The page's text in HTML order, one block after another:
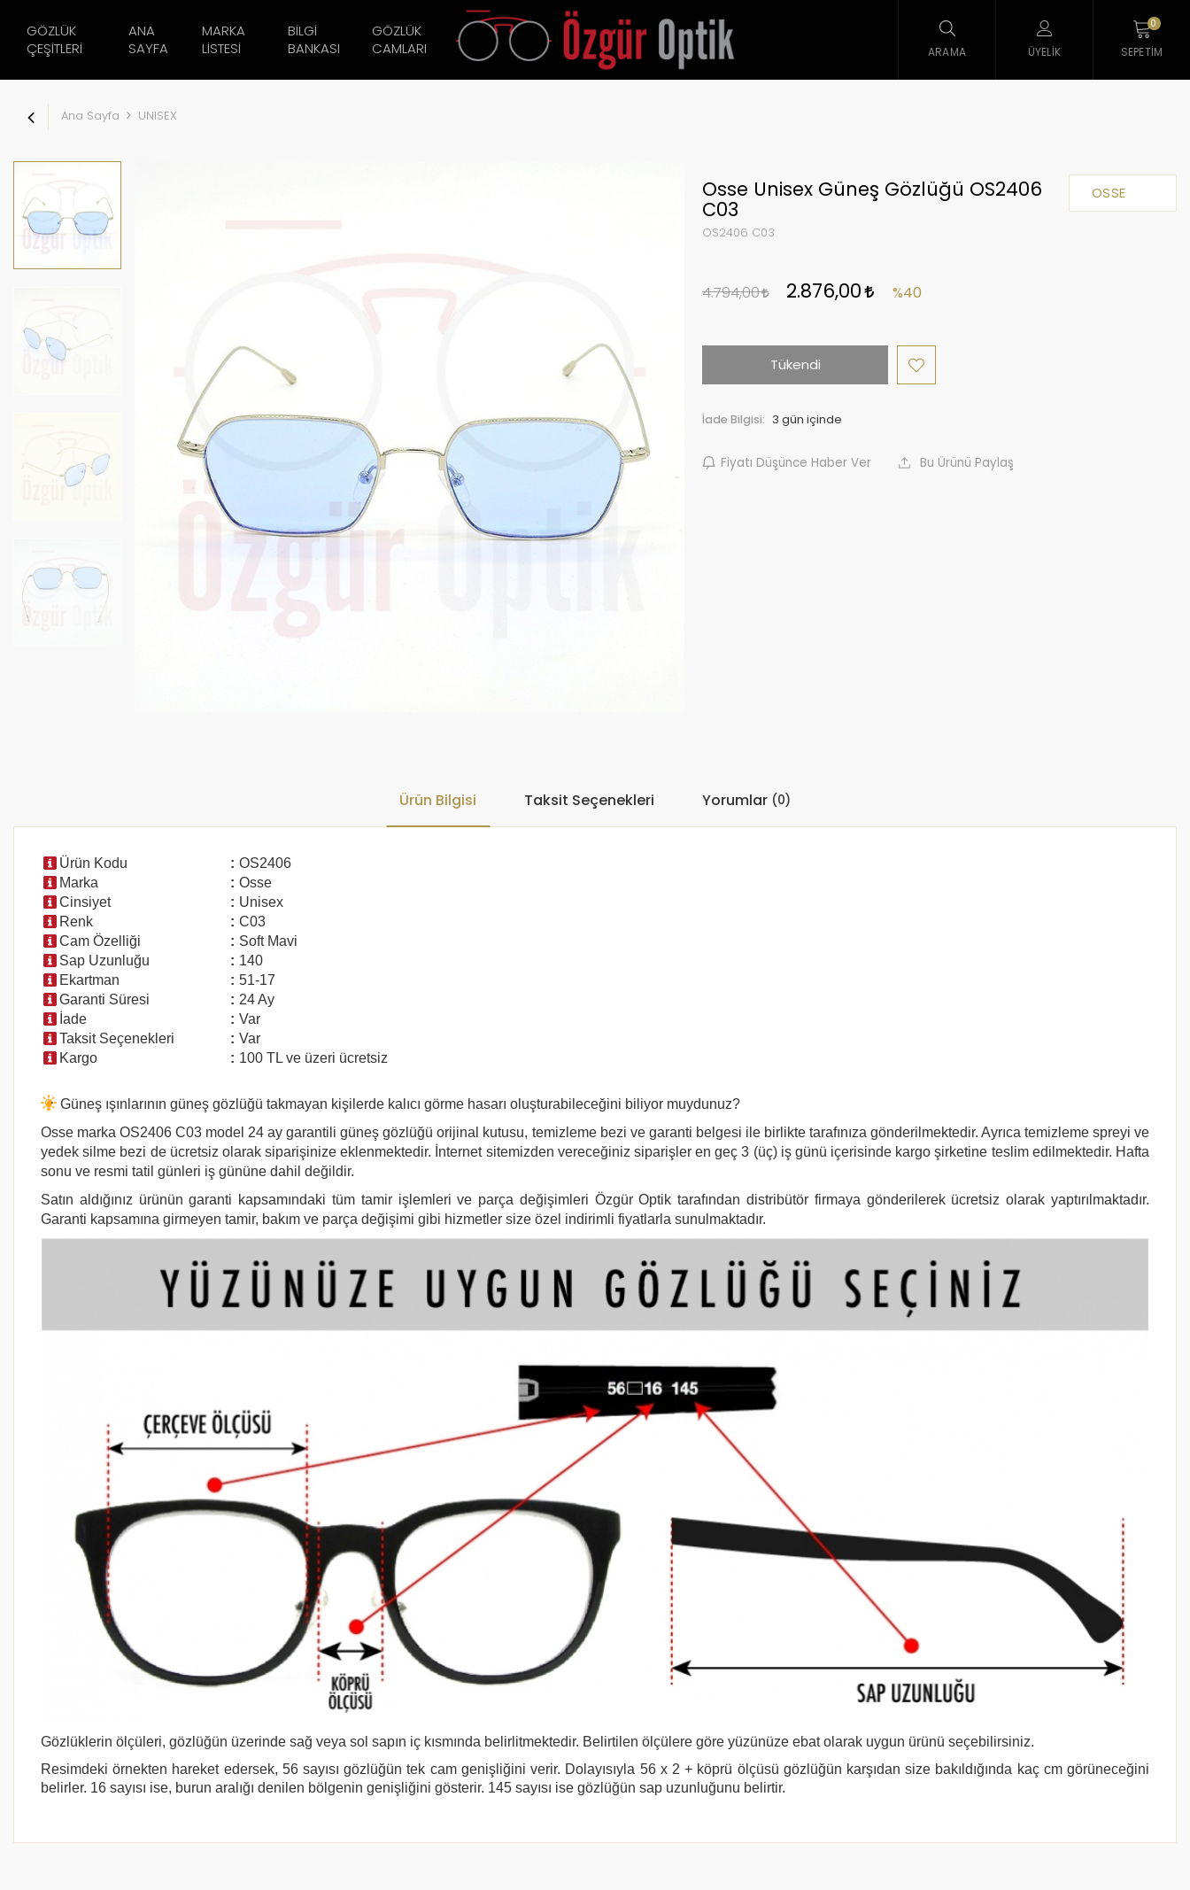
GÖZLÜK
ÇEŞITLERI
ANA
SAYFA
MARKA
LISTESI
BILGI
BANKASI
GÖZLÜK
CAMLARI
ARAMA ÜYELIK
0
SEPETIM
Ana Sayfa UNISEX
OSSE
Osse Unisex Güneş Gözlüğü OS2406
C03
OS2406 C03
4.794,00 2.876,00 %40
Tükendi
İade Bilgisi:
Fiyatı Düşünce Haber Ver Bu Ürünü Paylaş
Ürün Bilgisi Taksit Seçenekleri Yorumlar (0)
Ürün Kodu : OS2406
Marka
: Osse
Cinsiyet
: Unisex
Renk
: C03
Cam Özelliği
: Soft Mavi
Sap Uzunluğu
: 140
Ekartman
: 51-17
Garanti Süresi
: 24 Ay
İade
: Var
Taksit Seçenekleri
: Var
Kargo
: 100 TL ve üzeri ücretsiz
Güneş ışınlarının güneş gözlüğü takmayan kişilerde kalıcı görme hasarı oluşturabileceğini biliyor muydunuz?
Osse markaOS2406 C03 model 24 ay garantili güneş gözlüğü orijinal kutusu, temizleme bezi ve garanti belgesi ile birlikte tarafınıza gönderilmektedir. Ayrıca temizleme spreyi ve
yedek silme bezi de ücretsiz olarak siparişinize eklenmektedir. İnternet sitemizden vereceğiniz siparişler en geç 3 (üç) iş günü içerisinde kargo şirketine teslim edilmektedir. Hafta
sonu ve resmi tatil günleri iş gününe dahil değildir.
Satın aldığınız ürünün garanti kapsamındaki tüm tamir işlemleri ve parça değişimleri Özgür Optik tarafından distribütör firmaya gönderilerek ücretsiz olarak yaptırılmaktadır.
Garanti kapsamına girmeyen tamir, bakım ve parça değişimi gibi hizmetler size özel indirimli fiyatlarla sunulmaktadır.
Gözlüklerin ölçüleri, gözlüğün üzerinde sağ veya sol sapın iç kısmında belirlitmektedir. Belirtilen ölçülere göre yüzünüze ebat olarak uygun ürünü seçebilirsiniz.
Resimdeki örnekten hareket edersek, 56 sayısı gözlüğün tek cam genişliğini verir. Dolayısıyla 56 x 2 + köprü ölçüsü gözlüğün karşıdan size bakıldığında kaç cm görüneceğini
belirler. 16 sayısı ise, burun aralığı denilen bölgenin genişliğini gösterir. 145 sayısı ise gözlüğün sap uzunluğunu belirtir.